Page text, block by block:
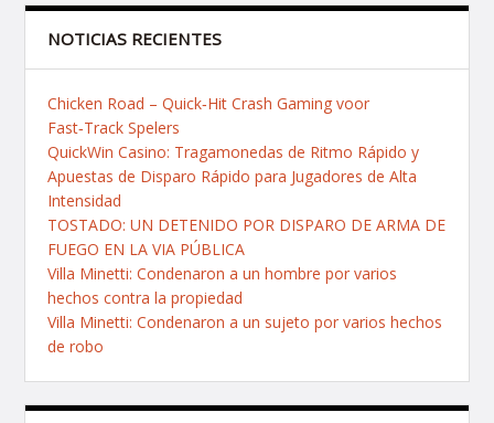
NOTICIAS RECIENTES
Chicken Road – Quick‑Hit Crash Gaming voor
Fast‑Track Spelers
QuickWin Casino: Tragamonedas de Ritmo Rápido y
Apuestas de Disparo Rápido para Jugadores de Alta
Intensidad
TOSTADO: UN DETENIDO POR DISPARO DE ARMA DE
FUEGO EN LA VIA PÚBLICA
Villa Minetti: Condenaron a un hombre por varios
hechos contra la propiedad
Villa Minetti: Condenaron a un sujeto por varios hechos
de robo